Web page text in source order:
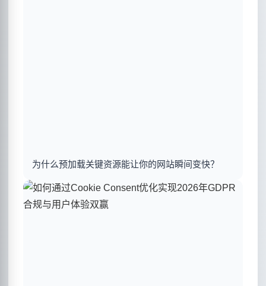
为什么预加载关键资源能让你的网站瞬间变快？